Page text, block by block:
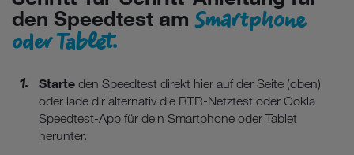
den Speedtest am Smartphone
oder Tablet.
Starte den Speedtest direkt hier auf der Seite (oben)
oder lade dir alternativ die RTR-Netztest oder Ookla
Speedtest-App für dein Smartphone oder Tablet
herunter.
Sie nur jene Cookies im Einsatz, die zur Funktion dieser
Website unerlässlich sind.